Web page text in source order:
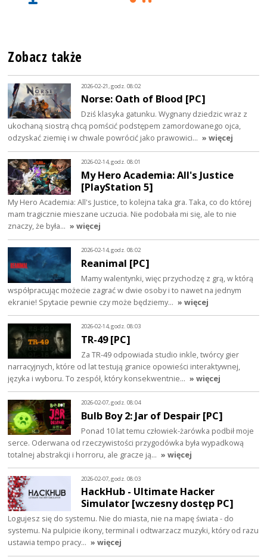
Zobacz także
2026-02-21, godz. 08:02
Norse: Oath of Blood [PC]
Dziś klasyka gatunku. Wygnany dziedzic wraz z
ukochaną siostrą chcą pomścić podstępem zamordowanego ojca,
odzyskać ziemię i w chwale powrócić jako prawowici… » więcej
2026-02-14, godz. 08:01
My Hero Academia: All's Justice
[PlayStation 5]
My Hero Academia: All's Justice, to kolejna taka gra. Taka, co do której
mam tragicznie mieszane uczucia. Nie podobała mi się, ale to nie
znaczy, że była… » więcej
2026-02-14, godz. 08:02
Reanimal [PC]
Mamy walentynki, więc przychodzę z grą, w którą
współpracując możecie zagrać w dwie osoby i to nawet na jednym
ekranie! Spytacie pewnie czy może będziemy… » więcej
2026-02-14, godz. 08:03
TR-49 [PC]
Za TR-49 odpowiada studio inkle, twórcy gier
narracyjnych, które od lat testują granice opowieści interaktywnej,
języka i wyboru. To zespół, który konsekwentnie… » więcej
2026-02-07, godz. 08:04
Bulb Boy 2: Jar of Despair [PC]
Ponad 10 lat temu człowiek-żarówka podbił moje
serce. Oderwana od rzeczywistości przygodówka była wypadkową
totalnej abstrakcji i horroru, ale gracze ją… » więcej
2026-02-07, godz. 08:03
HackHub - Ultimate Hacker
Simulator [wczesny dostęp PC]
Logujesz się do systemu. Nie do miasta, nie na mapę świata - do
systemu. Na pulpicie ikony, terminal i odtwarzacz muzyki, który od razu
ustawia tempo pracy… » więcej